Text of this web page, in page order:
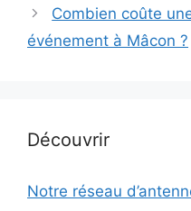
Combien coûte
événement à Mâcon ?
Découvrir
Notre réseau